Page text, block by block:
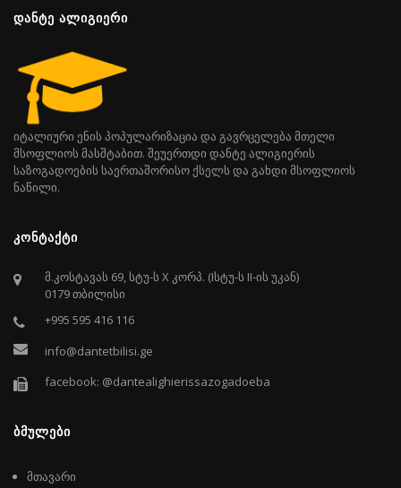
ᲓᲐᲜᲢᲔ ᲐᲚᲘᲒᲘᲔᲠᲘ
იტალიური ენის პოპულარიზაცია და გავრცელება მთელი
მსოფლიოს მასშტაბით. შეუერთდი დანტე ალიგიერის
საზოგადოების საერთაშორისო ქსელს და გახდი მსოფლიოს
ნაწილი.
ᲙᲝᲜᲢᲐᲥᲢᲘ
მ.კოსტავას 69, სტუ-ს X კორპ. (Iსტუ-ს II-ის უკან)
0179 თბილისი
+995 595 416 116
info@dantetbilisi.ge
facebook: @dantealighierissazogadoeba
ᲑᲛᲣᲚᲔᲑᲘ
მთავარი